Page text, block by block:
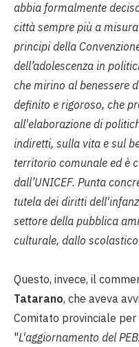
abbia formalmente
città sempre più a
principi della
dell’adolescenza in
che mirino al benessere
definito e rigoroso, che
all'elaborazione di
indiretti, sulla vita e sul
territorio comunale ed è
dall’UNICEF. Punta
tutela dei diritti
settore della pubblica
culturale, dallo
Questo, invece, il
Tatarano, che aveva
Comitato provinciale per
"L'aggiornamento del